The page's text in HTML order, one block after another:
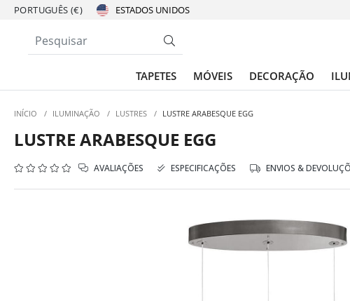
PORTUGUÊS (€)
TAPETES MÓVEIS DECORAÇÃO
INÍCIO / ILUMINAÇÃO / LUSTRES / LUSTRE ARABESQUE EGG
LUSTRE ARABESQUE EGG
AVALIAÇÕES ESPECIFICAÇÕES ENVIOS &